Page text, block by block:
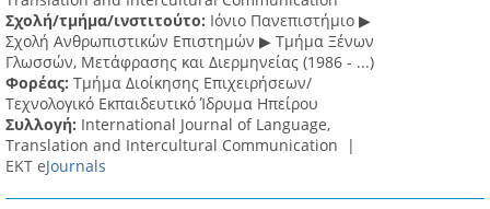
Σχολή/τμήμα/ινστιτούτο: Ιόνιο Πανεπιστήμιο ▶
Σχολή Ανθρωπιστικών Επιστημών ▶ Tμήμα Ξένων
Γλωσσών, Mετάφρασης και Διερμηνείας (1986 - ...)
Φορέας: Τμήμα Διοίκησης Επιχειρήσεων/
Τεχνολογικό Εκπαιδευτικό Ίδρυμα Ηπείρου
Συλλογή: International Journal of Language,
Translation and Intercultural Communication |
ΕΚΤ eJournals